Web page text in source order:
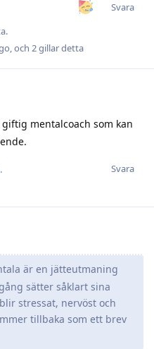
Svara
, och 2gillar detta
mentalcoach som kan
Svara
är en jätteutmaning
sätter såklart sina
stressat, nervöst och
tillbaka som ett brev